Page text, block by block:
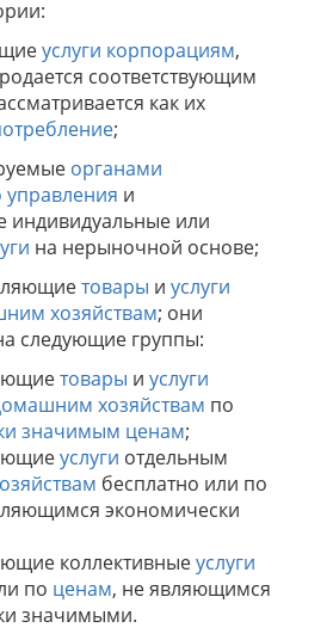
услуги корпорациям,
соответствующим
как их
;
органами
управления и
индивидуальные или
на нерыночной основе;
товары и услуги
хозяйствам; они
следующие группы:
товары и услуги
хозяйствам по
значимым ценам;
услуги отдельным
бесплатно или по
экономически
коллективныеуслуги
по ценам, не являющимся
значимыми.